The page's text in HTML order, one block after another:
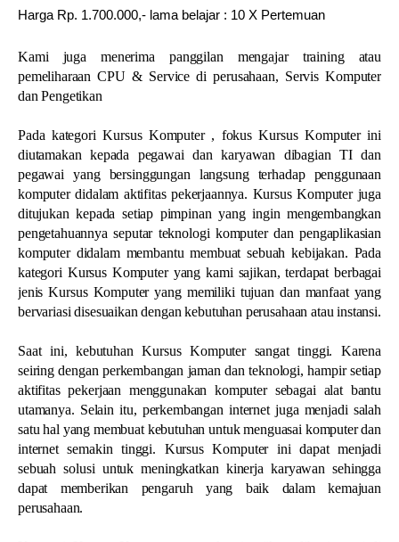
Harga Rp. 1.700.000,- lama belajar : 10 X Pertemuan
Kami juga menerima panggilan mengajar training atau
pemeliharaan CPU & Service di perusahaan, Servis Komputer
dan Pengetikan
Pada kategori Kursus Komputer , fokus Kursus Komputer ini
diutamakan kepada pegawai dan karyawan dibagian TI dan
pegawai yang bersinggungan langsung terhadap penggunaan
komputer didalam aktifitas pekerjaannya. Kursus Komputer juga
ditujukan kepada setiap pimpinan yang ingin mengembangkan
pengetahuannya seputar teknologi komputer dan pengaplikasian
komputer didalam membantu membuat sebuah kebijakan. Pada
kategori Kursus Komputer yang kami sajikan, terdapat berbagai
jenis Kursus Komputer yang memiliki tujuan dan manfaat yang
bervariasi disesuaikan dengan kebutuhan perusahaan atau instansi.
Saat ini, kebutuhan Kursus Komputer sangat tinggi. Karena
seiring dengan perkembangan jaman dan teknologi, hampir setiap
aktifitas pekerjaan menggunakan komputer sebagai alat bantu
utamanya. Selain itu, perkembangan internet juga menjadi salah
satu hal yang membuat kebutuhan untuk menguasai komputer dan
internet semakin tinggi. Kursus Komputer ini dapat menjadi
sebuah solusi untuk meningkatkan kinerja karyawan sehingga
dapat memberikan pengaruh yang baik dalam kemajuan
perusahaan.